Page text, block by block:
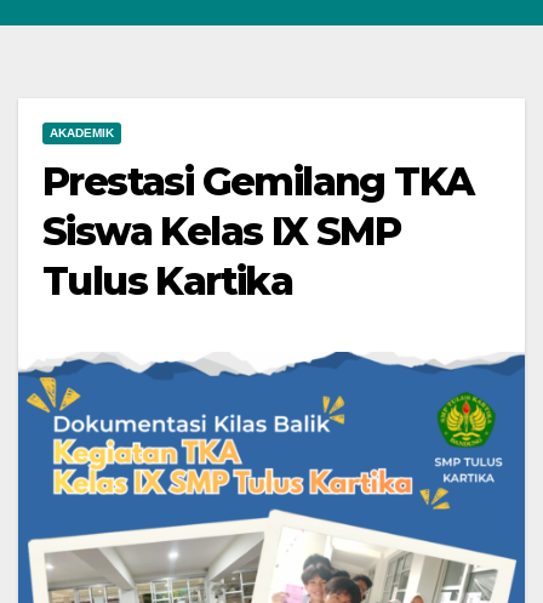
AKADEMIK
Prestasi Gemilang TKA
Siswa Kelas IX SMP
Tulus Kartika